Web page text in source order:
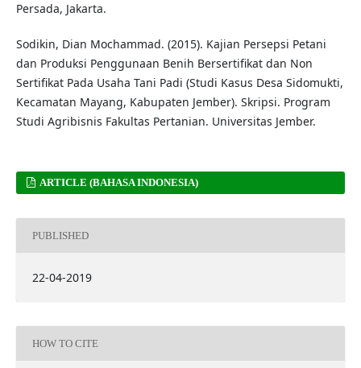
Persada, Jakarta.
Sodikin, Dian Mochammad. (2015). Kajian Persepsi Petani
dan Produksi Penggunaan Benih Bersertifikat dan Non
Sertifikat Pada Usaha Tani Padi (Studi Kasus Desa Sidomukti,
Kecamatan Mayang, Kabupaten Jember). Skripsi. Program
Studi Agribisnis Fakultas Pertanian. Universitas Jember.
ARTICLE (BAHASA INDONESIA)
PUBLISHED
22-04-2019
HOW TO CITE